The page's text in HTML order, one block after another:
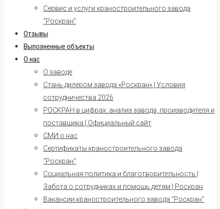
Сервис и услуги краностроительного завода
“Роскран”
Отзывы
Выполненные объекты
О нас
О заводе
Стань дилером завода «Роскран» | Условия
сотрудничества 2026
РОСКРАН в цифрах: анализ завода, производителя и
поставщика | Официальный сайт
СМИ о нас
Сертификаты краностроительного завода
“Роскран”
Социальная политика и благотворительность |
Забота о сотрудниках и помощь детям | Роскран
Вакансии краностроительного завода “Роскран”